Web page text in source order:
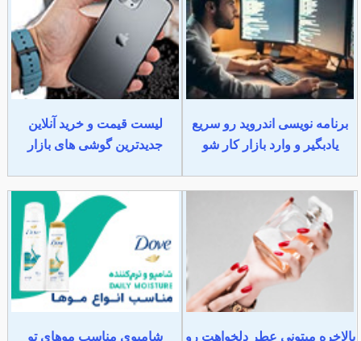
برنامه نویسی اندروید رو سریع
یادبگیر و وارد بازار کار شو
لیست قیمت و خرید آنلاین
جدیدترین گوشی های بازار
بالاخره میتونی عطر دلخواهت رو شامپوی مناسب موهای تو